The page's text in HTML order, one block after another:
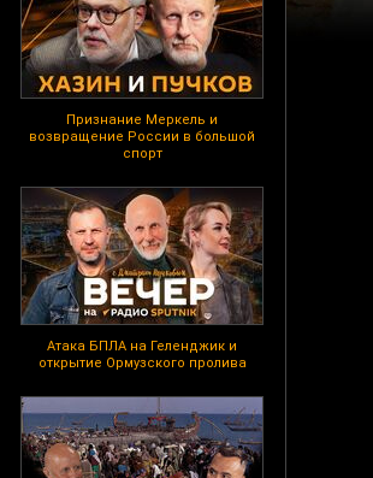
Признание Меркель и
возвращение России в большой
спорт
Атака БПЛА на Геленджик и
открытие Ормузского пролива